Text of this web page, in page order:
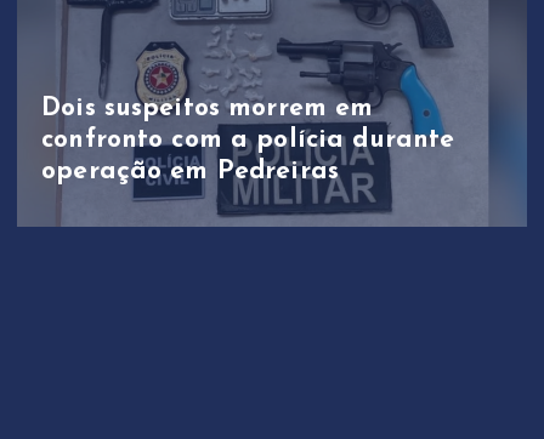
Dois suspeitos morrem em
confronto com a polícia durante
operação em Pedreiras